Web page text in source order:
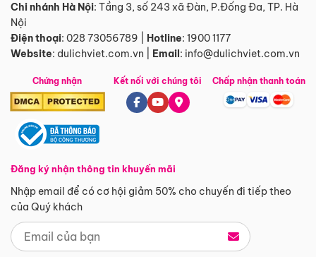
Chi nhánh Hà Nội: Tầng 3, số 243 xã Đàn, P.Đống Đa, TP. Hà
Nội
Điện thoại: 028 73056789 Hotline: 1900 1177
Website: dulichviet.com.vn Email: info@dulichviet.com.vn
Chứng nhận
Đăng ký nhận thông tin khuyến mãi
Nhập email để có cơ hội giảm 50% cho chuyến đi tiếp theo
của Quý khách
Kết nối với chúng tôi Chấp nhận thanh toán